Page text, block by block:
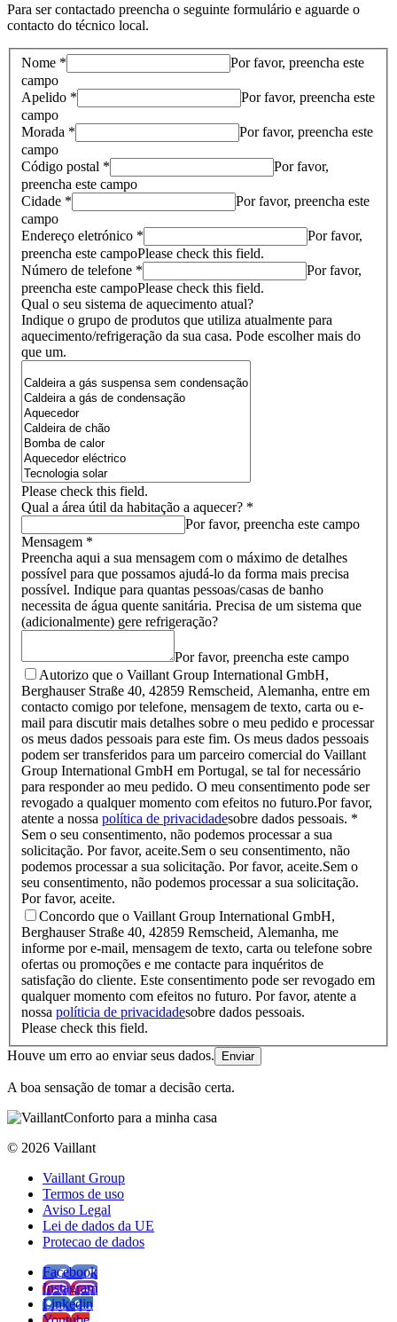
Para ser contactado preencha o seguinte formulário e aguarde o
contacto do técnico local.
Nome *
Por favor, preencha este
campo
Apelido *
Por favor, preencha este
campo
Morada *
Por favor, preencha este
campo
Código postal *
Por favor,
preencha este campo
Cidade *
Por favor, preencha este
campo
Endereço eletrónico *
Por favor,
preencha este campoPlease check this field.
Número de telefone *
Por favor,
preencha este campoPlease check this field.
Qual o seu sistema de aquecimento atual?
Indique o grupo de produtos que utiliza atualmente para
aquecimento/refrigeração da sua casa. Pode escolher mais do
que um.
Please check this field.
Qual a área útil da habitação a aquecer? *
Por favor, preencha este campo
Mensagem *
Preencha aqui a sua mensagem com o máximo de detalhes
possível para que possamos ajudá-lo da forma mais precisa
possível. Indique para quantas pessoas/casas de banho
necessita de água quente sanitária. Precisa de um sistema que
(adicionalmente) gere refrigeração?
Por favor, preencha este campo
Autorizo que o Vaillant Group International GmbH,
Berghauser Straße 40, 42859 Remscheid, Alemanha, entre em
contacto comigo por telefone, mensagem de texto, carta ou e-
mail para discutir mais detalhes sobre o meu pedido e processar
os meus dados pessoais para este fim. Os meus dados pessoais
podem ser transferidos para um parceiro comercial do Vaillant
Group International GmbH em Portugal, se tal for necessário
para responder ao meu pedido. O meu consentimento pode ser
revogado a qualquer momento com efeitos no futuro.Por favor,
atente a nossa política de privacidadesobre dados pessoais. *
Sem o seu consentimento, não podemos processar a sua
solicitação. Por favor, aceite.Sem o seu consentimento, não
podemos processar a sua solicitação. Por favor, aceite.Sem o
seu consentimento, não podemos processar a sua solicitação.
Por favor, aceite.
Concordo que o Vaillant Group International GmbH,
Berghauser Straße 40, 42859 Remscheid, Alemanha, me
informe por e-mail, mensagem de texto, carta ou telefone sobre
ofertas ou promoções e me contacte para inquéritos de
satisfação do cliente. Este consentimento pode ser revogado em
qualquer momento com efeitos no futuro. Por favor, atente a
nossa políticia de privacidadesobre dados pessoais.
Please check this field.
Houve um erro ao enviar seus dados.
Enviar
A boa sensação de tomar a decisão certa.
Conforto para a minha casa
© 2026 Vaillant
Vaillant Group
Termos de uso
Aviso Legal
Lei de dados da UE
Protecao de dados
Facebook
Instagram
Linkedin